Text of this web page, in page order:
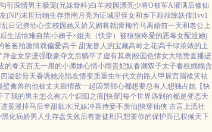
引深情男主极宠(兄妹骨科)白羊|校园漂亮少将O被军A灌满后修仙
(NP)末世玩物生存指南月亮为证城里侄女和乡下叔叔除妖传|1vv1
日记撩动心弦|校园她又娇又媚将就|青梅竹马离婚前一天和老公上
生活情难自禁|小姨子×姐夫 （快穿）被狠狠疼爱的恶毒女配渡她|
爸爸拍激情戏偏爱|高干 甜宠兽人的宝藏高岭之花|高干绿茶婊的上
拜金女穿进强取豪夺文后躺平了 虚有其表|校园色情女大绝赞直播进
的春天百无一用的小师妹心情小雨贵妃奴春潮双子太子春枝嫋嫋含
溢欲骨天香诱她沦陷友情变质重生年代文的路人甲 展宫眉袚灾祛
壁禽兽的他被丈夫跟情敌一起囚禁甜心都想要总有人想独占她 【快
了我的男主怎么有六个炽阳之痕 [快穿]每个世界遇到的都是变态天
黄漫掉马后半甜欲水|兄妹冲喜侍妾不羡仙|快穿仙侠 古言上流社
黑化病娇男 人生存盘失效后有妻徒刑 只想要你的保护而已权倾天下